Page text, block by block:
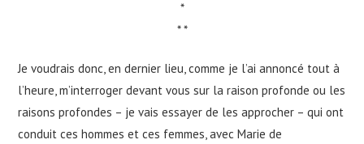
*
* *
Je voudrais donc, en dernier lieu, comme je l’ai annoncé tout à
l’heure, m’interroger devant vous sur la raison profonde ou les
raisons profondes – je vais essayer de les approcher – qui ont
conduit ces hommes et ces femmes, avec Marie de